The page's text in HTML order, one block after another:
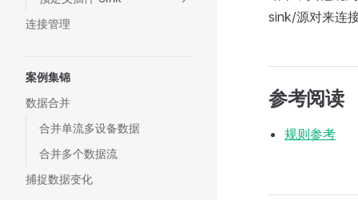
连接管理
案例集锦
数据合并
合并单流多设备数据
合并多个数据流
捕捉数据变化
sink/源对来连接
参考阅读
规则参考